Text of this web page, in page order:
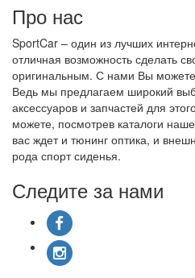
Про нас
SportCar – один из лучших
отличная возможность сделать
оригинальным. С нами Вы
Ведь мы предлагаем широкий
аксессуаров и запчастей для
можете, посмотрев каталоги
вас ждет и тюнинг оптика, и
рода спорт сиденья.
Следите за нами